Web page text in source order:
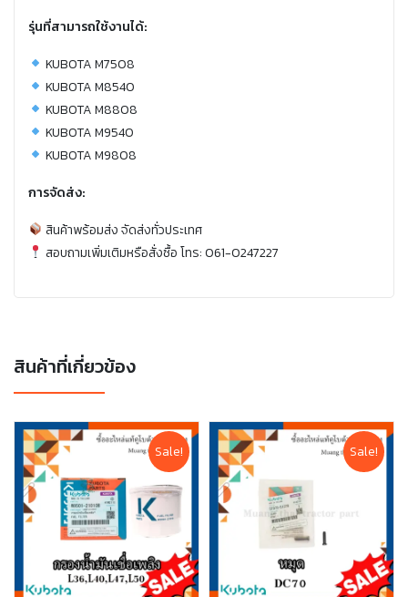
รุ่นที่สามารถใช้งานได้:
KUBOTA M7508
KUBOTA M8540
KUBOTA M8808
KUBOTA M9540
KUBOTA M9808
การจัดส่ง:
สินค้าพร้อมส่ง จัดส่งทั่วประเทศ
สอบถามเพิ่มเติมหรือสั่งซื้อ โทร: 061-0247227
สินค้าที่เกี่ยวข้อง
Sale! Sale!